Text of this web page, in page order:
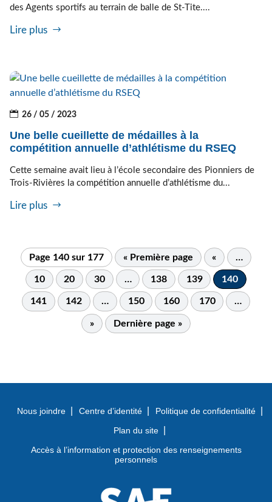
des Agents sportifs au terrain de balle de St-Tite....
Lire plus
26 / 05 / 2023
Une belle cueillette de médailles à la
compétition annuelle d’athlétisme du RSEQ
Cette semaine avait lieu à l’école secondaire des Pionniers de
Trois-Rivières la compétition annuelle d’athlétisme du...
Lire plus
Page 140 sur 177 « Première page « …
10 20 30 … 138 139 140
141 142 … 150 160 170 …
» Dernière page »
Nous joindre Centre d’identité
Politique de confidentialité
Plan du site
Accès à l’information et protection des renseignements
personnels